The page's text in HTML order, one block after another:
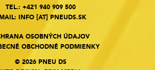
TEL.: +421 940 909 500
INFO[AT] PNEUDS.SK
OSOBNÝCH ÚDAJOV
OBCHODNÉ PODMIENKY
© 2026 PNEU DS